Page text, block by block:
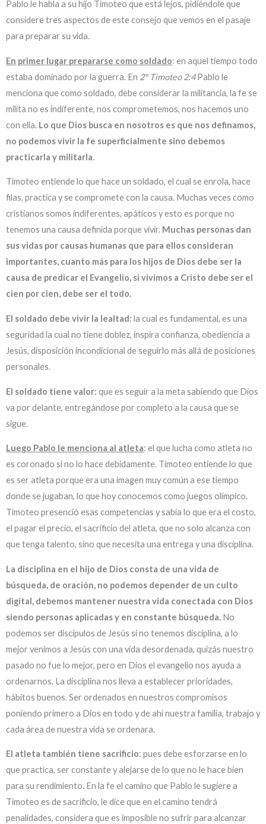
Pablo le habla a su hijo Timoteo que está lejos, pidiéndole que
considere tres aspectos de este consejo que vemos en el pasaje
para preparar su vida.
En primer lugar prepararse como soldado: en aquel tiempo todo
estaba dominado por la guerra. En 2º Timoteo 2:4Pablo le
menciona que como soldado, debe considerar la militancia, la fe se
milita no es indiferente, nos comprometemos, nos hacemos uno
con ella. Lo que Dios busca en nosotros es que nos definamos,
no podemos vivir la fe superficialmente sino debemos
practicarla y militarla.
Timoteo entiende lo que hace un soldado, el cual se enrola, hace
filas, practica y se compromete con la causa. Muchas veces como
cristianos somos indiferentes, apáticos y esto es porque no
tenemos una causa definida porque vivir. Muchas personas dan
sus vidas por causas humanas que para ellos consideran
importantes, cuanto más para los hijos de Dios debe ser la
causa de predicar el Evangelio, si vivimos a Cristo debe ser el
cien por cien, debe ser el todo.
El soldado debe vivir la lealtad: la cual es fundamental, es una
seguridad la cual no tiene doblez, inspira confianza, obediencia a
Jesús, disposición incondicional de seguirlo más allá de posiciones
personales.
El soldado tiene valor: que es seguir a la meta sabiendo que Dios
va por delante, entregándose por completo a la causa que se
sigue.
Luego Pablo le menciona al atleta: el que lucha como atleta no
es coronado si no lo hace debidamente. Timoteo entiende lo que
es ser atleta porque era una imagen muy común a ese tiempo
donde se jugaban, lo que hoy conocemos como juegos olímpico.
Timoteo presenció esas competencias y sabía lo que era el costo,
el pagar el precio, el sacrificio del atleta, que no solo alcanza con
que tenga talento, sino que necesita una entrega y una disciplina.
La disciplina en el hijo de Dios consta de una vida de
búsqueda, de oración, no podemos depender de un culto
digital, debemos mantener nuestra vida conectada con Dios
siendo personas aplicadas y en constante búsqueda. No
podemos ser discípulos de Jesús si no tenemos disciplina, a lo
mejor venimos a Jesús con una vida desordenada, quizás nuestro
pasado no fue lo mejor, pero en Dios el evangelio nos ayuda a
ordenarnos. La disciplina nos lleva a establecer prioridades,
hábitos buenos. Ser ordenados en nuestros compromisos
poniendo primero a Dios en todo y de ahí nuestra familia, trabajo y
cada área de nuestra vida se ordenara.
El atleta también tiene sacrificio: pues debe esforzarse en lo
que practica, ser constante y alejarse de lo que no le hace bien
para su rendimiento. En la fe el camino que Pablo le sugiere a
Timoteo es de sacrificio, le dice que en el camino tendrá
penalidades, considera que es imposible no sufrir para alcanzar